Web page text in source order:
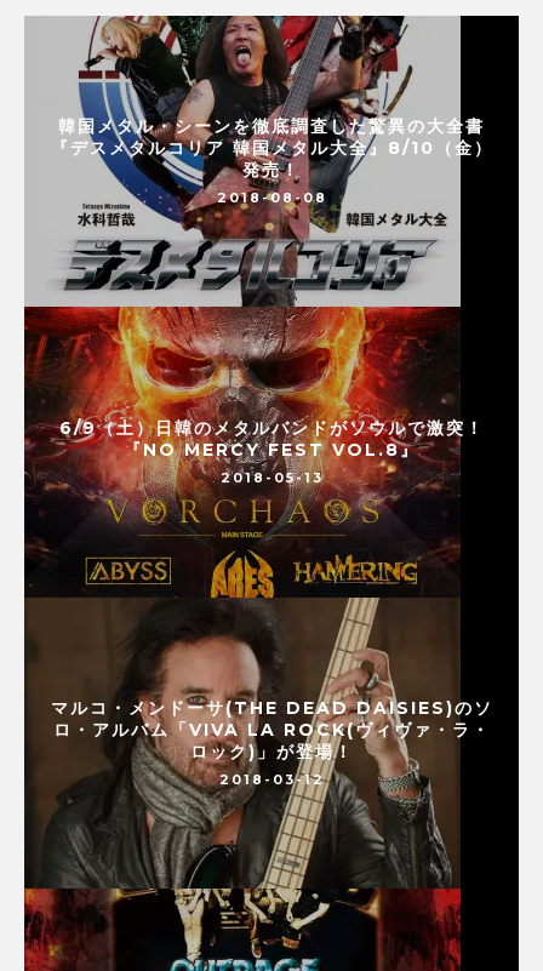
韓国メタル・シーンを徹底調査した驚異の大全書
『デスメタルコリア 韓国メタル大全』8/10（金）
発売！
2018-08-08
6/9（土）日韓のメタルバンドがソウルで激突！
『NO MERCY FEST VOL.8』
2018-05-13
マルコ・メンドーサ(THE DEAD DAISIES)のソ
ロ・アルバム「VIVA LA ROCK(ヴィヴァ・ラ・
ロック)」が登場！
2018-03-12